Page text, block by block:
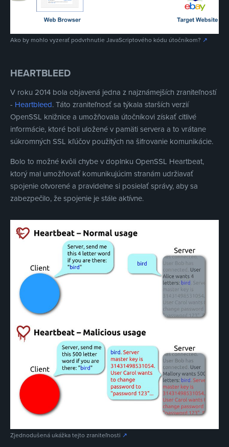
Ako by mohlo vyzerať podvrhnutie JavaScriptového kódu útočníkom? ↗
HEARTBLEED
V roku 2014 bola objavená jedna z najznámejších zraniteľností
- Heartbleed. Táto zraniteľnosť sa týkala starších verzií
OpenSSL knižnice a umožňovala útočníkovi získať citlivé
informácie, ktoré boli uložené v pamäti servera a to vrátane
súkromných SSL kľúčov použitých na šifrovanie komunikácie.
Bolo to možné kvôli chybe v doplnku OpenSSL Heartbeat,
ktorý mal umožňovať komunikujúcim stranám udržiavať
spojenie otvorené a pravidelne si posielať správy, aby sa
zabezpečilo, že spojenie je stále aktívne.
Zjednodušená ukážka tejto zraniteľnosti ↗